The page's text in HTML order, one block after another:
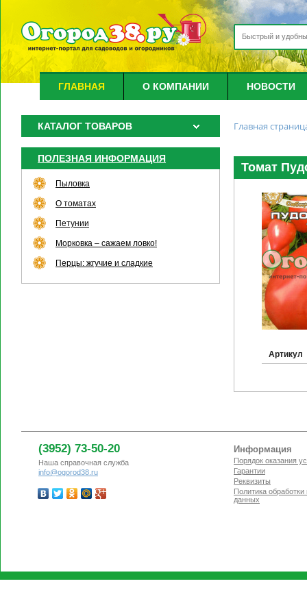
ГЛАВНАЯ О КОМПАНИИ НОВОСТИ
КАТАЛОГ ТОВАРОВ
ПОЛЕЗНАЯ ИНФОРМАЦИЯ
Пыловка
О томатах
Петунии
Морковка – сажаем ловко!
Перцы: жгучие и сладкие
Главная
Томат
Артикул
(3952) 73-50-20
Наша справочная служба
info@ogorod38.ru
Информация
Порядок оказания
Гарантии
Реквизиты
Политика
данных